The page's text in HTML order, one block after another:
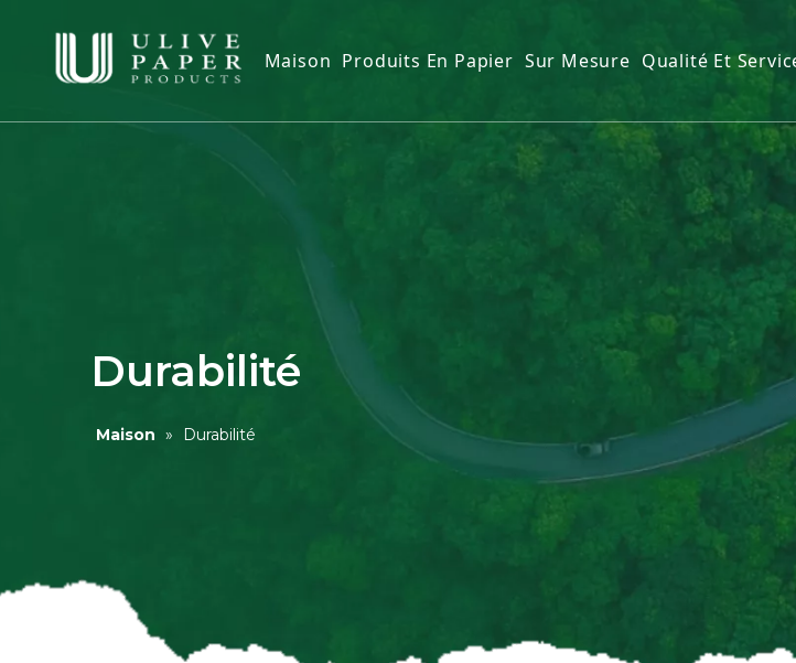
Maison Produits En Papier
Mouchoirs en papier
Lingettes humides
Sur Mesure Qualité Et
Durabilité
Maison » Durabilité